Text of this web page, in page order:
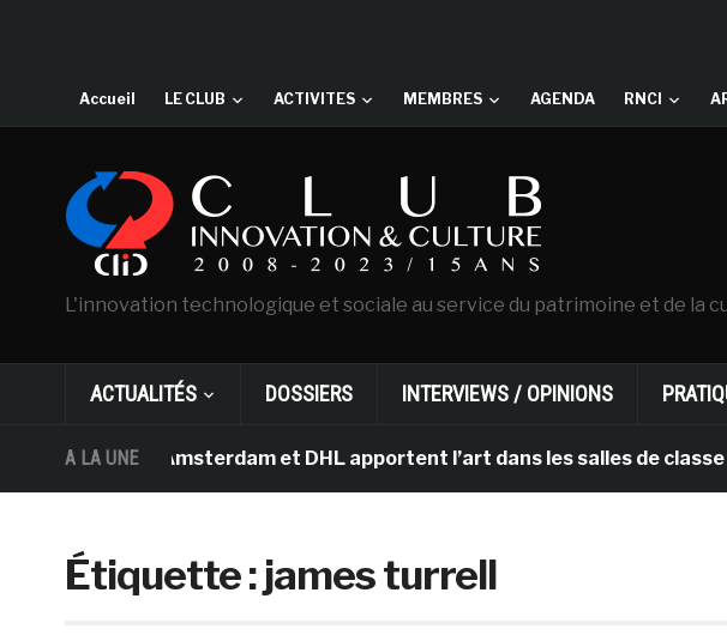
Accueil LE CLUB ACTIVITES MEMBRES AGENDA RNCI
L'innovation technologique et sociale au service du patrimoine et de la
ACTUALITÉS DOSSIERS INTERVIEWS / OPINIONS
A LA UNE
Gogh d’Amsterdam et DHL apportent l’art dans les salles de classe des
Étiquette :james turrell